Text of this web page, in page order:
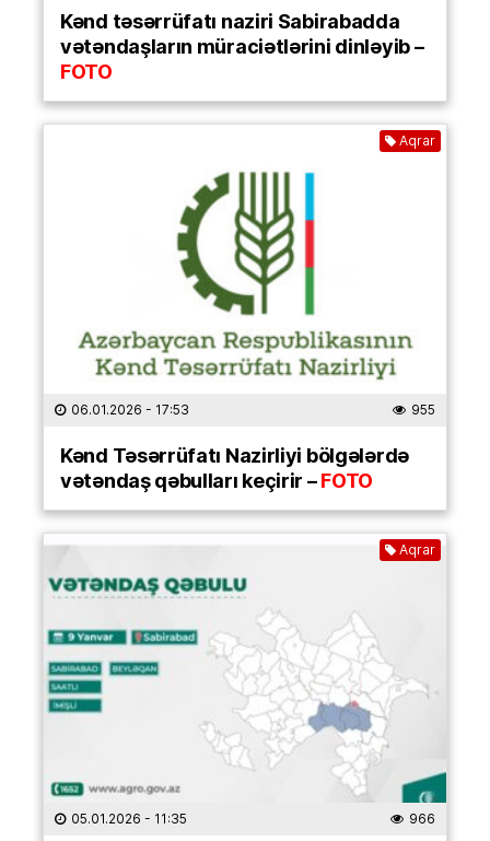
Kənd təsərrüfatı naziri Sabirabadda
vətəndaşların müraciətlərini dinləyib –
FOTO
Aqrar
06.01.2026 - 17:53 955
Kənd Təsərrüfatı Nazirliyi bölgələrdə
vətəndaş qəbulları keçirir –FOTO
Aqrar
05.01.2026 - 11:35 966